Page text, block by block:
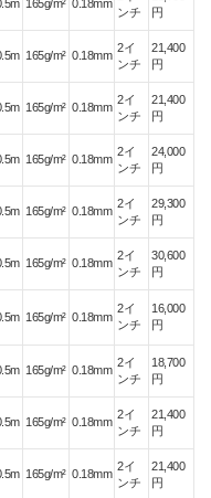
165g/m² 0.18mm
ンチ
円
165g/m² 0.18mm
2イ
ンチ
21,400
円
165g/m² 0.18mm
2イ
ンチ
21,400
円
165g/m² 0.18mm
2イ
ンチ
24,000
円
165g/m² 0.18mm
2イ
ンチ
29,300
円
165g/m² 0.18mm
2イ
ンチ
30,600
円
165g/m² 0.18mm
2イ
ンチ
16,000
円
165g/m² 0.18mm
2イ
ンチ
18,700
円
165g/m² 0.18mm
2イ
ンチ
21,400
円
165g/m² 0.18mm
2イ
ンチ
21,400
円